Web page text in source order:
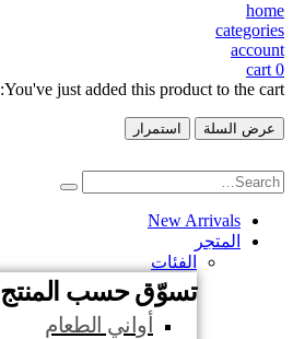
home
categories
account
0
cart
You've just added this product to the cart:
عرض السلة استمرار
New Arrivals
المتجر
الفئات
تسوّق حسب المنتج
أواني الطعام